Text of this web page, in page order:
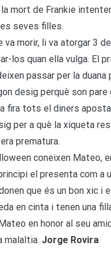
mort de Frankie
seves filles.
va morir, li va atorgar 3
los quan ella vulga. El
passar per la duana
desig perquè son pare
fira tots el diners
per a què la xiqueta
prematura.
coneixen Mateo,
el presenta com a
que és un bon xic i
en cinta i tenen una
en honor al seu
malaltia. Jorge Rovira